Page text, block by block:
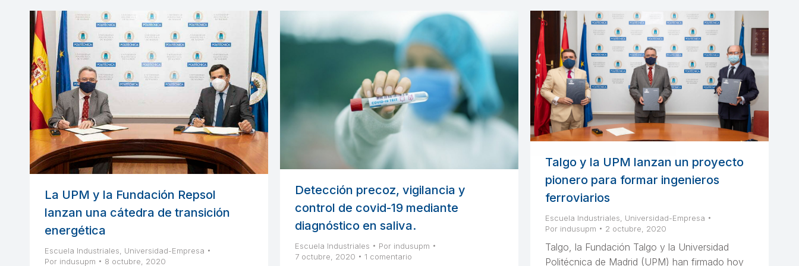
La UPM y la Fundación Repsol
lanzan una cátedra de transición
energética
Escuela Industriales, Universidad-Empresa
Por indusupm 8 octubre, 2020
Detección precoz, vigilancia y
control de covid-19 mediante
diagnóstico en saliva.
Escuela Industriales Por indusupm
7 octubre, 2020
1 comentario
Talgo y la UPM lanzan un proyecto
pionero para formar ingenieros
ferroviarios
Escuela Industriales
Universidad-Empresa
Por indusupm 2 octubre, 2020
Talgo, la Fundación Talgo y la Universidad
Politécnica de Madrid (UPM) han firmado hoy